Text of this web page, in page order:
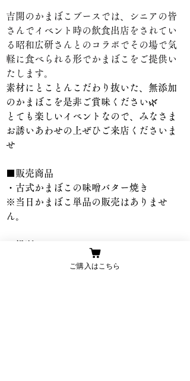
吉開のかまぼこブースでは、シニアの皆
さんでイベント時の飲食出店をされてい
る昭和広研さんとのコラボでその場で気
軽に食べられる形でかまぼこをご提供い
たします。
素材にとことんこだわり抜いた、無添加
のかまぼこを是非ご賞味ください🌿
とても楽しいイベントなので、みなさま
お誘いあわせの上ぜひご来店くださいま
せ
■販売商品
・古式かまぼこの味噌バター焼き
※当日か まぼこ単品の販売はありませ
ん。
福岡大名ガーデンシティ・パーク
ご購入はこちら